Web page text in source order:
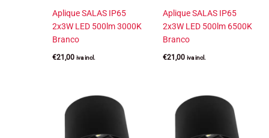
Aplique SALAS IP65
2x3W LED 500lm 3000K
Branco
€21,00 iva incl.
Aplique SALAS IP65
2x3W LED 500lm 6500K
Branco
€21,00 iva incl.